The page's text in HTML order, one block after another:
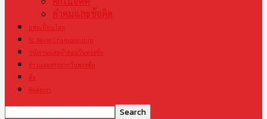
คำคมและข้อคิด
แชมเปี้ยนโลก
S1 World Championship
ปณิธานและคำสอนวันทรงชัย
ข่าวและสารจากวันทรงชัย
สื่อ
ติดต่อเรา